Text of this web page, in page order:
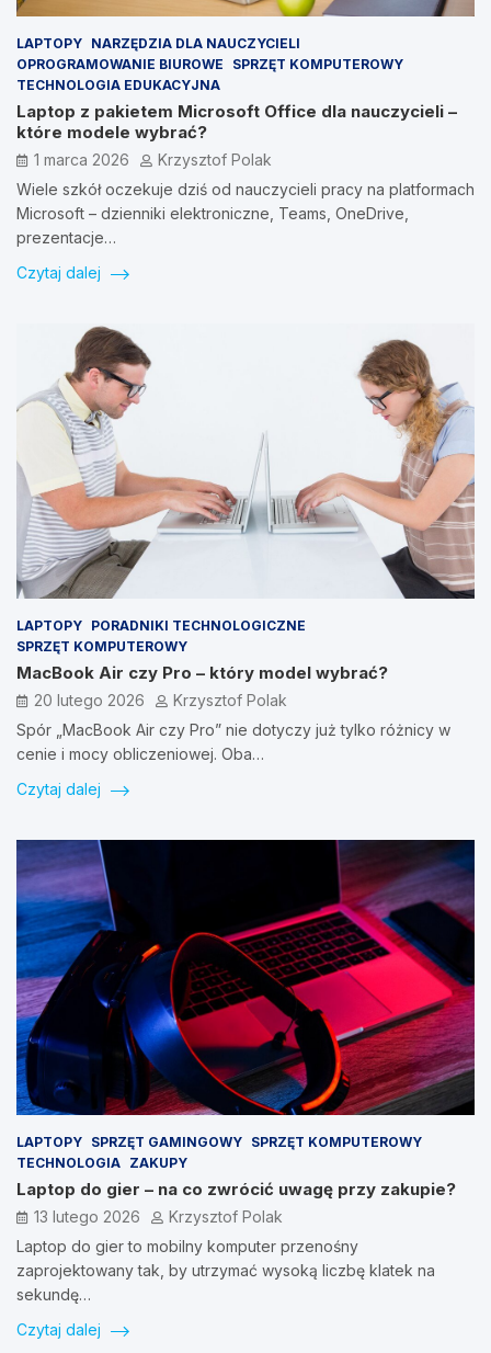
LAPTOPY NARZĘDZIA DLA NAUCZYCIELI
OPROGRAMOWANIE BIUROWE
SPRZĘT KOMPUTEROWY
TECHNOLOGIA EDUKACYJNA
Laptop z pakietem Microsoft Office dla nauczycieli –
które modele wybrać?
1 marca 2026
Krzysztof Polak
Wiele szkół oczekuje dziś od nauczycieli pracy na platformach
Microsoft – dzienniki elektroniczne, Teams, OneDrive,
prezentacje…
Czytaj dalej
LAPTOPY PORADNIKI TECHNOLOGICZNE
SPRZĘT KOMPUTEROWY
MacBook Air czy Pro – który model wybrać?
20 lutego 2026
Krzysztof Polak
Spór „MacBook Air czy Pro” nie dotyczy już tylko różnicy w
cenie i mocy obliczeniowej. Oba…
Czytaj dalej
LAPTOPY SPRZĘT GAMINGOWY SPRZĘT KOMPUTEROWY
TECHNOLOGIA ZAKUPY
Laptop do gier – na co zwrócić uwagę przy zakupie?
13 lutego 2026
Krzysztof Polak
Laptop do gier to mobilny komputer przenośny
zaprojektowany tak, by utrzymać wysoką liczbę klatek na
sekundę…
Czytaj dalej